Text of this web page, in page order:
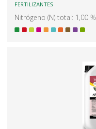
FERTILIZANTES
Nitrógeno (N) total: 1,00 %